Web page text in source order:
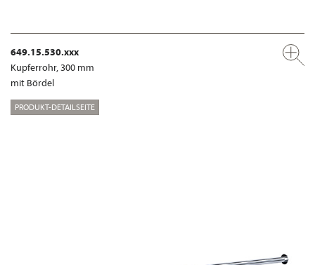
649.15.530.xxx
Kupferrohr, 300 mm
mit Bördel
PRODUKT-DETAILSEITE